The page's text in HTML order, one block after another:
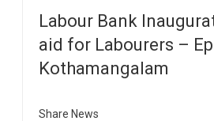
Labour Bank
aid for Labourers –
Kothamangalam
Share News